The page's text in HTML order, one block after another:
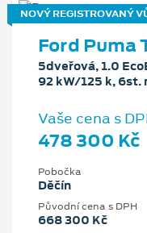
NOVÝ REGISTROVANÝ
Ford Puma
5dveřová, 1.0
92 kW/125 k, 6st.
Vaše cena s
478 300 Kč
Pobočka
Děčín
Původní cena s DPH
668 300 Kč